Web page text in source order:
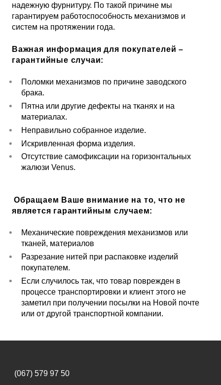
надежную фурнитуру. По такой причине мы
гарантируем работоспособность механизмов и
систем на протяжении года.
Важная информация для покупателей –
гарантийные случаи:
Поломки механизмов по причине заводского
брака.
Пятна или другие дефекты на тканях и на
материалах.
Неправильно собранное изделие.
Искривленная форма изделия.
Отсутствие самофиксации на горизонтальных
жалюзи Venus.
Обращаем Ваше внимание на то, что не
является гарантийным случаем:
Механические повреждения механизмов или
тканей, материалов
Разрезание нитей при распаковке изделий
покупателем.
Если случилось так, что товар поврежден в
процессе транспортировки и клиент этого не
заметил при получении посылки на Новой почте
или от другой транспортной компании.
(067) 579 97 50